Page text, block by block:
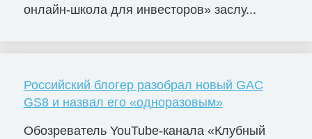
онлайн-школа для инвесторов» заслу...
Российский блогер разобрал новый GAC
GS8 и назвал его «одноразовым»
Обозреватель YouTube-канала «Клубный